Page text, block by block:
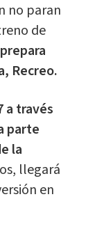
no paran
de
Recreo.
a través
parte
la
llegará
en